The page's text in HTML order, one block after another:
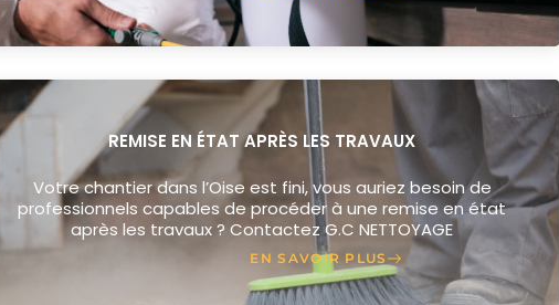
REMISE EN ÉTAT APRÈS LES TRAVAUX
Votre chantier dans l’Oise est fini, vous auriez besoin de
professionnels capables de procéder à une remise en état
après les travaux ? Contactez G.C NETTOYAGE
EN SAVOIR PLUS